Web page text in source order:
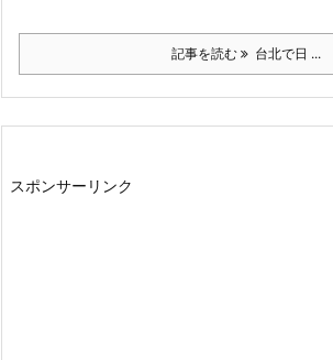
記事を読む 台北で日 ...
スポンサーリンク